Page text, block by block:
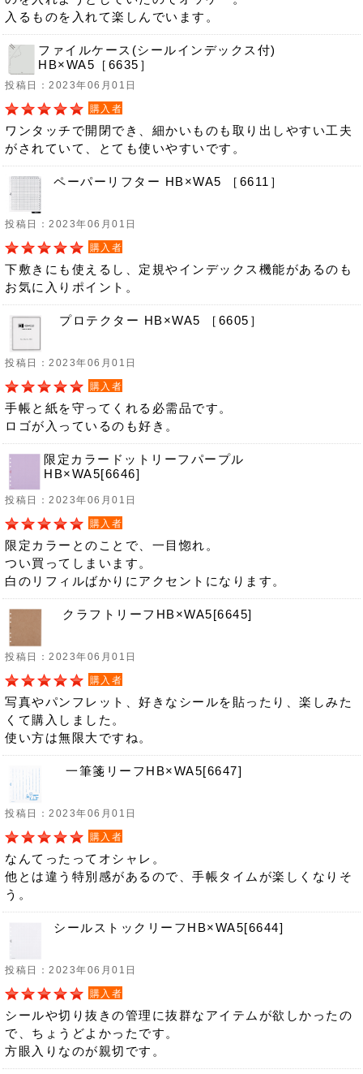
入るものを入れて楽しんでいます。
ファイルケース(シールインデックス付)
HB×WA5［6635］
投稿日：2023年06月01日
購入者
ワンタッチで開閉でき、細かいものも取り出しやすい工夫
がされていて、とても使いやすいです。
ペーパーリフター HB×WA5 ［6611］
投稿日：2023年06月01日
購入者
下敷きにも使えるし、定規やインデックス機能があるのも
お気に入りポイント。
プロテクター HB×WA5 ［6605］
投稿日：2023年06月01日
購入者
手帳と紙を守ってくれる必需品です。
ロゴが入っているのも好き。
限定カラードットリーフパープル
HB×WA5[6646]
投稿日：2023年06月01日
購入者
限定カラーとのことで、一目惚れ。
つい買ってしまいます。
白のリフィルばかりにアクセントになります。
クラフトリーフHB×WA5[6645]
投稿日：2023年06月01日
購入者
写真やパンフレット、好きなシールを貼ったり、楽しみた
くて購入しました。
使い方は無限大ですね。
一筆箋リーフHB×WA5[6647]
投稿日：2023年06月01日
購入者
なんてったってオシャレ。
他とは違う特別感があるので、手帳タイムが楽しくなりそ
う。
シールストックリーフHB×WA5[6644]
投稿日：2023年06月01日
購入者
シールや切り抜きの管理に抜群なアイテムが欲しかったの
で、ちょうどよかったです。
方眼入りなのが親切です。